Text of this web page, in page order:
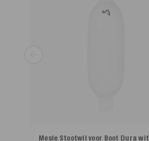
Mesle Stootwil voor Boot Durawit